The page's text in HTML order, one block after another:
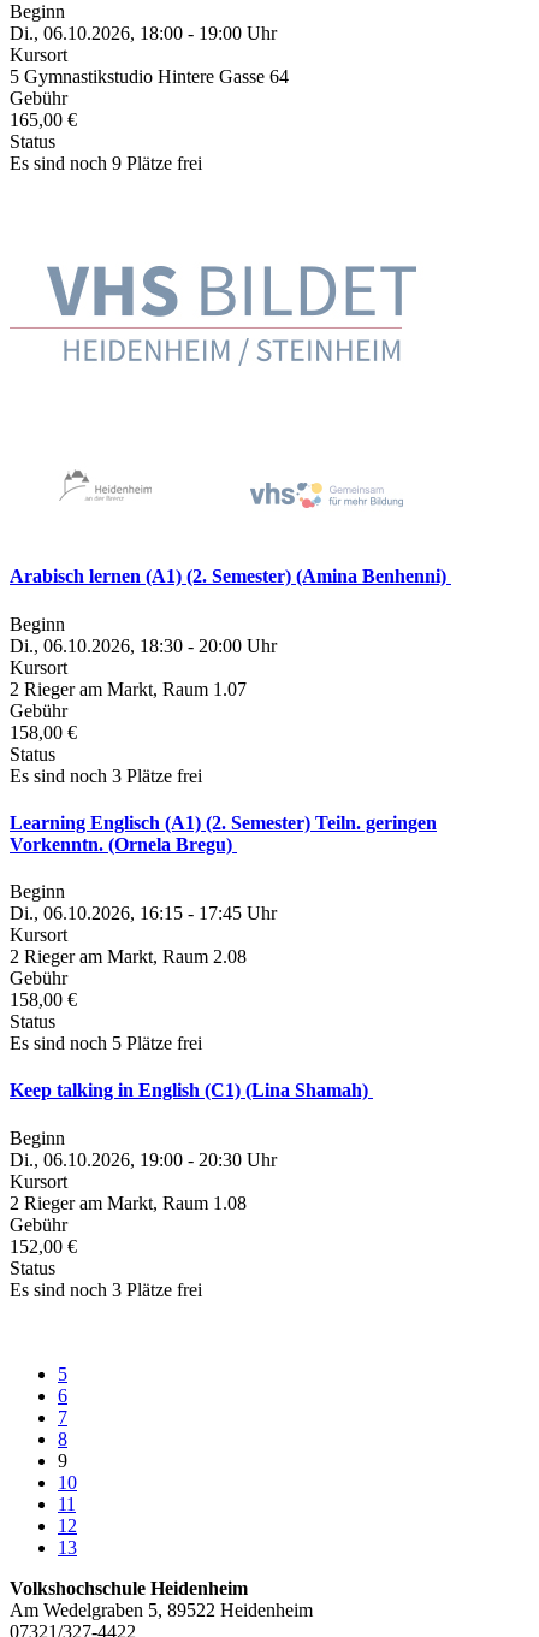
Beginn
Di., 06.10.2026, 18:00 - 19:00 Uhr
Kursort
5 Gymnastikstudio Hintere Gasse 64
Gebühr
165,00 €
Status
Es sind noch 9 Plätze frei
Arabisch lernen (A1) (2. Semester) (Amina Benhenni)
Beginn
Di., 06.10.2026, 18:30 - 20:00 Uhr
Kursort
2 Rieger am Markt, Raum 1.07
Gebühr
158,00 €
Status
Es sind noch 3 Plätze frei
Learning Englisch (A1) (2. Semester) Teiln. geringen
Vorkenntn. (Ornela Bregu)
Beginn
Di., 06.10.2026, 16:15 - 17:45 Uhr
Kursort
2 Rieger am Markt, Raum 2.08
Gebühr
158,00 €
Status
Es sind noch 5 Plätze frei
Keep talking in English (C1) (Lina Shamah)
Beginn
Di., 06.10.2026, 19:00 - 20:30 Uhr
Kursort
2 Rieger am Markt, Raum 1.08
Gebühr
152,00 €
Status
Es sind noch 3 Plätze frei
5
6
7
8
9
10
11
12
13
Volkshochschule Heidenheim
Am Wedelgraben 5, 89522 Heidenheim
07321/327-4422